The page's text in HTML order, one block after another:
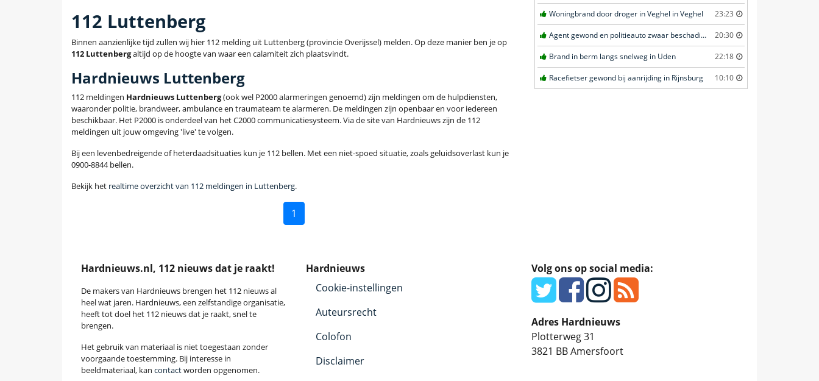
112 Luttenberg
Binnen aanzienlijke tijd zullen wij hier 112 melding uit Luttenberg (provincie Overijssel) melden. Op deze manier ben je op
112 Luttenbergaltijd op de hoogte van waar een calamiteit zich plaatsvindt.
Hardnieuws Luttenberg
112 meldingen Hardnieuws Luttenberg(ook wel P2000 alarmeringen genoemd) zijn meldingen om de hulpdiensten,
waaronder politie, brandweer, ambulance en traumateam te alarmeren. De meldingen zijn openbaar en voor iedereen
beschikbaar. Het P2000 is onderdeel van het C2000 communicatiesysteem. Via de site van Hardnieuws zijn de 112
meldingen uit jouw omgeving 'live' te volgen.
Bij een levenbedreigende of heterdaadsituaties kun je 112 bellen. Met een niet-spoed situatie, zoals geluidsoverlast kun je
0900-8844 bellen.
Bekijk het realtime overzicht van 112 meldingen in Luttenberg.
1
Woningbrand door droger in Veghel in Veghel 23:23
Agent gewond en politieauto zwaar beschadigd tijdens achtervolging in Uden 20:30
Brand in berm langs snelweg in Uden 22:18
Racefietser gewond bij aanrijding in Rijnsburg 10:10
Hardnieuws.nl, 112 nieuws dat je raakt!
De makers van Hardnieuws brengen het 112 nieuws al
heel wat jaren. Hardnieuws, een zelfstandige organisatie,
heeft tot doel het 112 nieuws dat je raakt, snel te
brengen.
Het gebruik van materiaal is niet toegestaan zonder
voorgaande toestemming. Bij interesse in
beeldmateriaal, kan contactworden opgenomen.
Hardnieuws
Cookie-instellingen
Auteursrecht
Colofon
Disclaimer
Volg ons op social media:
Adres Hardnieuws
Plotterweg 31
3821 BBAmersfoort